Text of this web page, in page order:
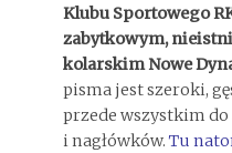
Klubu Sportowego
zabytkowym,
kolarskim Nowe
pisma jest szeroki,
przede wszystkim do
i nagłówków.Tu